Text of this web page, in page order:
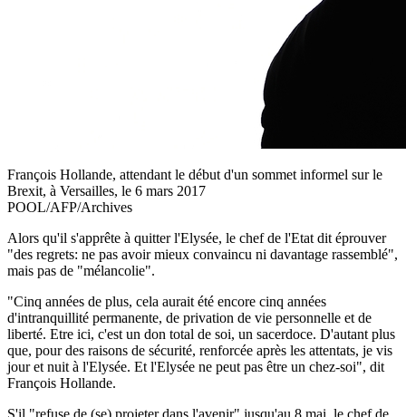
François Hollande, attendant le début d'un sommet informel sur le
Brexit, à Versailles, le 6 mars 2017
POOL/AFP/Archives
Alors qu'il s'apprête à quitter l'Elysée, le chef de l'Etat dit éprouver
"des regrets: ne pas avoir mieux convaincu ni davantage rassemblé",
mais pas de "mélancolie".
"Cinq années de plus, cela aurait été encore cinq années
d'intranquillité permanente, de privation de vie personnelle et de
liberté. Etre ici, c'est un don total de soi, un sacerdoce. D'autant plus
que, pour des raisons de sécurité, renforcée après les attentats, je vis
jour et nuit à l'Elysée. Et l'Elysée ne peut pas être un chez-soi", dit
François Hollande.
S'il "refuse de (se) projeter dans l'avenir" jusqu'au 8 mai, le chef de